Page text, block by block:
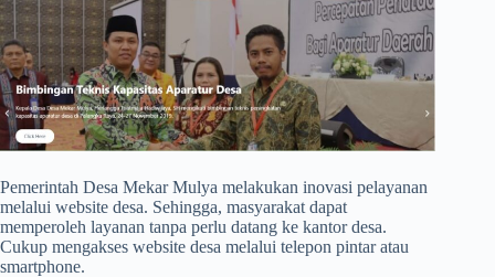
Pemerintah Desa Mekar Mulya melakukan inovasi pelayanan
melalui website desa. Sehingga, masyarakat dapat
memperoleh layanan tanpa perlu datang ke kantor desa.
Cukup mengakses website desa melalui telepon pintar atau
smartphone.